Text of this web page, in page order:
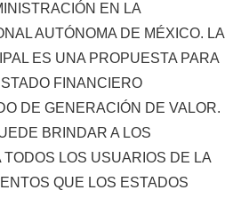
EN LA
AUTÓNOMA DE MÉXICO. LA
ES UNA PROPUESTA PARA
FINANCIERO
DE GENERACIÓN DE VALOR.
BRINDAR A LOS
TODOS LOS USUARIOS DE LA
QUE LOS ESTADOS